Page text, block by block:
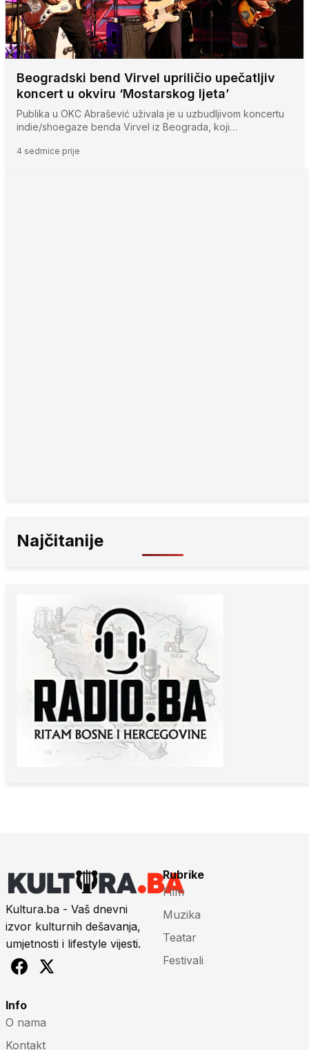
Beogradski bend Virvel upriličio upečatljiv
koncert u okviru ‘Mostarskog ljeta’
Publika u OKC Abrašević uživala je u uzbudljivom koncertu
indie/shoegaze benda Virvel iz Beograda, koji…
4 sedmice prije
Najčitanije
Kultura.ba - Vaš dnevni
izvor kulturnih dešavanja,
umjetnosti i lifestyle vijesti.
Rubrike
Film
Muzika
Teatar
Festivali
Info
O nama
Kontakt